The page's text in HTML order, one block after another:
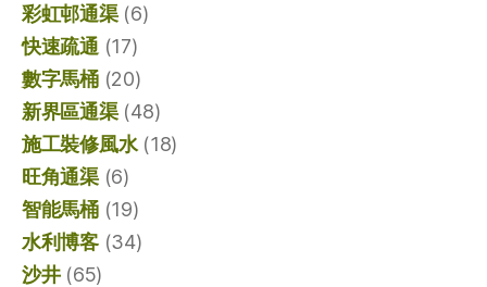
彩虹邨通渠(6)
快速疏通 (17)
數字馬桶(20)
新界區通渠(48)
施工裝修風水(18)
旺角通渠(6)
智能馬桶(19)
水利博客(34)
沙井(65)